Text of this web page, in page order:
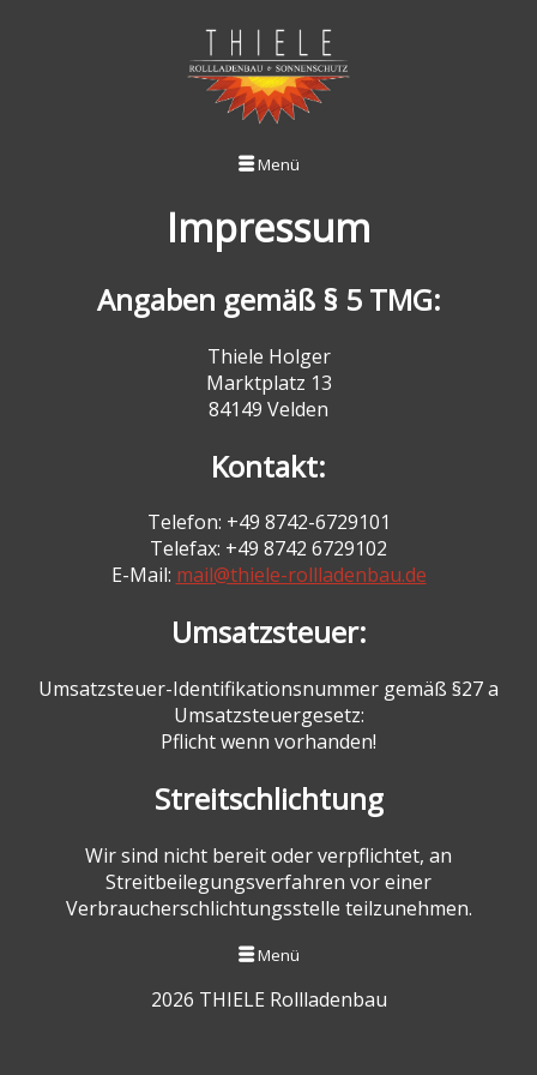
Menü
Impressum
Angaben gemäß § 5 TMG:
Thiele Holger
Marktplatz 13
84149 Velden
Kontakt:
Telefon: +49 8742-6729101
Telefax: +49 8742 6729102
E-Mail: mail@thiele-rollladenbau.de
Umsatzsteuer:
Umsatzsteuer-Identifikationsnummer gemäß §27 a
Umsatzsteuergesetz:
Pflicht wenn vorhanden!
Streitschlichtung
Wir sind nicht bereit oder verpflichtet, an
Streitbeilegungsverfahren vor einer
Verbraucherschlichtungsstelle teilzunehmen.
Menü
2026 THIELE Rollladenbau